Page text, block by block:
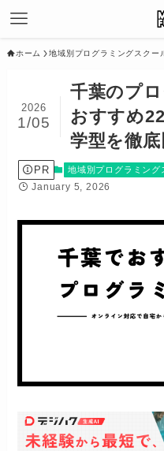
ホーム 地域別プログラミングスクー
千葉のプ
おすすめ
学型を徹
2026
1/05
PR 地域別プログラミング
January 5, 2026